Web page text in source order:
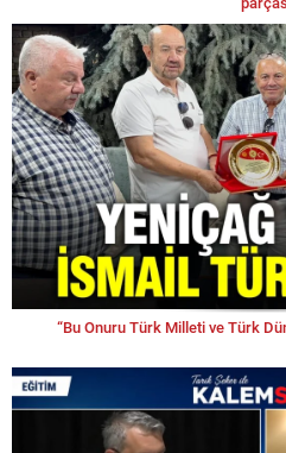
“Bu Onuru Türk Milleti ve Türk